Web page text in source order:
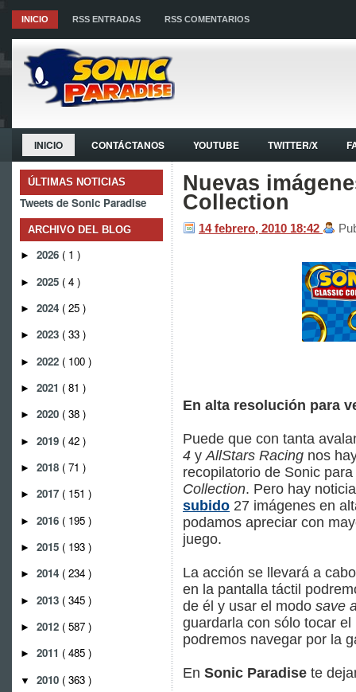
INICIO RSS ENTRADAS RSS COMENTARIOS
INICIO CONTÁCTANOS YOUTUBE TWITTER/X
ÚLTIMAS NOTICIAS
Tweets de Sonic Paradise
ARCHIVO DEL BLOG
► 2026 ( 1 )
► 2025 ( 4 )
► 2024 ( 25 )
► 2023 ( 33 )
► 2022 ( 100 )
► 2021 ( 81 )
► 2020 ( 38 )
► 2019 ( 42 )
► 2018 ( 71 )
► 2017 ( 151 )
► 2016 ( 195 )
► 2015 ( 193 )
► 2014 ( 234 )
► 2013 ( 345 )
► 2012 ( 587 )
► 2011 ( 485 )
▼ 2010 ( 363 )
Nuevas
Collection
14 febrero, 2010 18:42
En alta resolución para
Puede que con tanta
4 yAllStars Racing nos
recopilatorio de Sonic
Collection. Pero hay
subido 27 imágenes en
podamos apreciar con
juego.
La acción se llevará a
en la pantalla táctil
de él y usar el modo save
guardarla con sólo tocar
podremos navegar por la
En Sonic Paradise te